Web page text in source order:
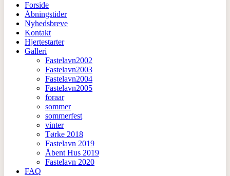
Forside
Åbningstider
Nyhedsbreve
Kontakt
Hjertestarter
Galleri
Fastelavn2002
Fastelavn2003
Fastelavn2004
Fastelavn2005
foraar
sommer
sommerfest
vinter
Tørke 2018
Fastelavn 2019
Åbent Hus 2019
Fastelavn 2020
FAQ